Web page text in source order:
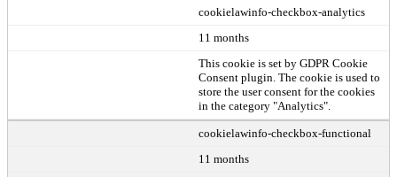
cookielawinfo-checkbox-analytics
11 months
This cookie is set by GDPR Cookie
Consent plugin. The cookie is used to
store the user consent for the cookies
in the category "Analytics".
cookielawinfo-checkbox-functional
11 months